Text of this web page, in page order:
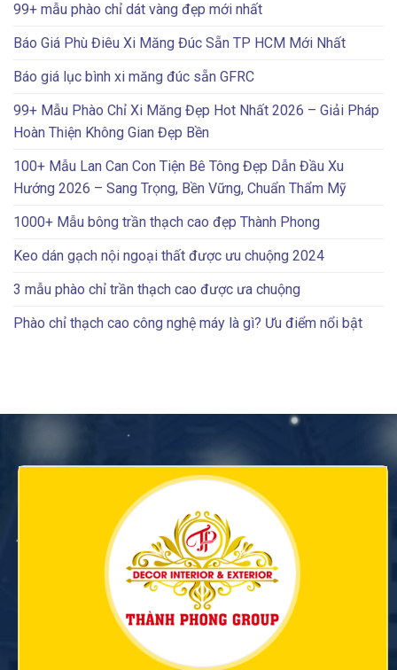
99+ mẫu phào chỉ dát vàng đẹp mới nhất
Báo Giá Phù Điêu Xi Măng Đúc Sẵn TP HCM Mới Nhất
Báo giá lục bình xi măng đúc sẵn GFRC
99+ Mẫu Phào Chỉ Xi Măng Đẹp Hot Nhất 2026 – Giải Pháp
Hoàn Thiện Không Gian Đẹp Bền
100+ Mẫu Lan Can Con Tiện Bê Tông Đẹp Dẫn Đầu Xu
Hướng 2026 – Sang Trọng, Bền Vững, Chuẩn Thẩm Mỹ
1000+ Mẫu bông trần thạch cao đẹp Thành Phong
Keo dán gạch nội ngoại thất được ưu chuộng 2024
3 mẫu phào chỉ trần thạch cao được ưa chuộng
Phào chỉ thạch cao công nghệ máy là gì? Ưu điểm nổi bật